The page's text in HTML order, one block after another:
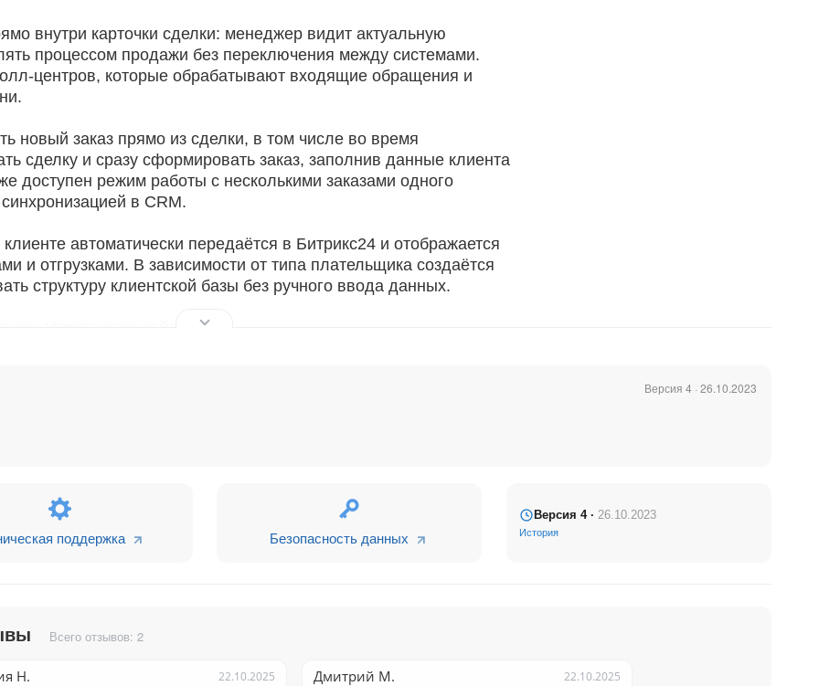
внутри карточки сделки: менеджер видит актуальную
процессом продажи без переключения между системами.
центров, которые обрабатывают входящие обращения и
новый заказ прямо из сделки, в том числе во время
сделку и сразу сформировать заказ, заполнив данные клиента
доступен режим работы с несколькими заказами одного
в CRM.
автоматически передаётся в Битрикс24 и отображается
и отгрузками. В зависимости от типа плательщика создаётся
структуру клиентской базы без ручного ввода данных.
раздела магазина в iframe.
можно прочитать в
в CRM?
время телефонного разговора с клиентом через
Версия 4 · 26.10.2023
поддержка Безопасность данных
Версия 4 · 26.10.2023
История
Всего отзывов: 2
Н. 22.10.2025 Дмитрий М. 22.10.2025